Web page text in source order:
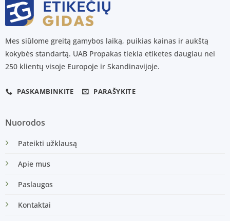
Mes siūlome greitą gamybos laiką, puikias kainas ir aukštą
kokybės standartą. UAB Propakas tiekia etiketes daugiau nei
250 klientų visoje Europoje ir Skandinavijoje.
PASKAMBINKITE PARAŠYKITE
Nuorodos
Pateikti užklausą
Apie mus
Paslaugos
Kontaktai